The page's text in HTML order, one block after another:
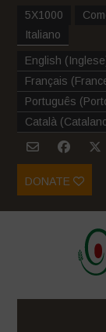
5X1000
Italiano
English (Inglese
Français (
Português (
Català (
DONATE